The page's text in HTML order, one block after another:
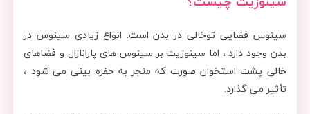
سینوس فضایی توخالی در بدن است. انواع زیادی سینوس در
بدن وجود دارد ، اما سینوزیت بر سینوس های پارانازال و فضاهای
خالی پشت استخوان صورت که منجر به حفره بینی می شود ،
تأثیر می گذارد.